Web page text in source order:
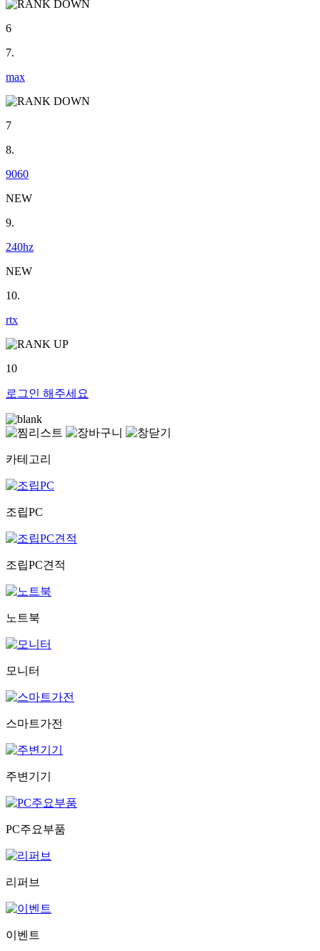
6
7.
max
7
8.
9060
NEW
9.
240hz
NEW
10.
rtx
10
로그인 해주세요
카테고리
조립PC
조립PC견적
노트북
모니터
스마트가전
주변기기
PC주요부품
리퍼브
이벤트